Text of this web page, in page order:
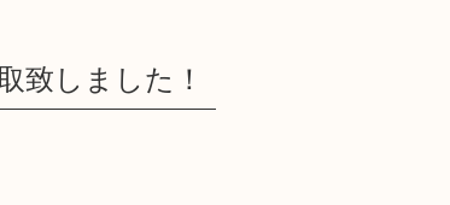
致しました！